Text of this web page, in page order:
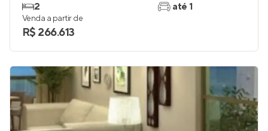
2
até 1
Venda a partir de
R$ 266.613